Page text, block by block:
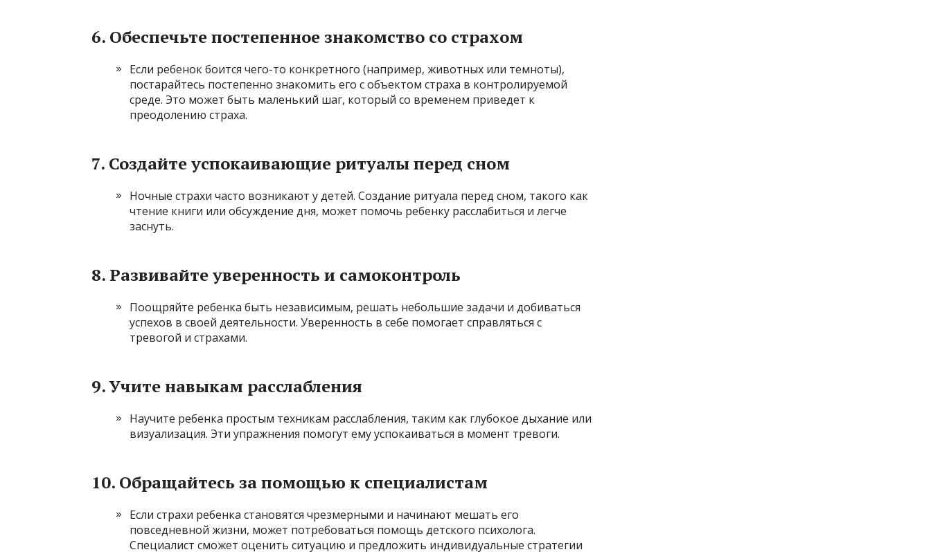
6. Обеспечьте постепенное знакомство со страхом
Если ребенок боится чего-то конкретного (например, животных или темноты),
постарайтесь постепенно знакомить его с объектом страха в контролируемой
среде. Это может быть маленький шаг, который со временем приведет к
преодолению страха.
7. Создайте успокаивающие ритуалы перед сном
Ночные страхи часто возникают у детей. Создание ритуала перед сном, такого как
чтение книги или обсуждение дня, может помочь ребенку расслабиться и легче
заснуть.
8. Развивайте уверенность и самоконтроль
Поощряйте ребенка быть независимым, решать небольшие задачи и добиваться
успехов в своей деятельности. Уверенность в себе помогает справляться с
тревогой и страхами.
9.Учите навыкам расслабления
Научите ребенка простым техникам расслабления, таким как глубокое дыхание или
визуализация. Эти упражнения помогут ему успокаиваться в момент тревоги.
10. Обращайтесь за помощью к специалистам
Если страхи ребенка становятся чрезмерными и начинают мешать его
повседневной жизни, может потребоваться помощь детского психолога.
Специалист сможет оценить ситуацию и предложить индивидуальные стратегии